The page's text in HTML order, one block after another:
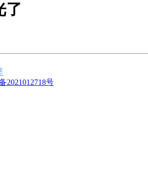
了
2021012718号